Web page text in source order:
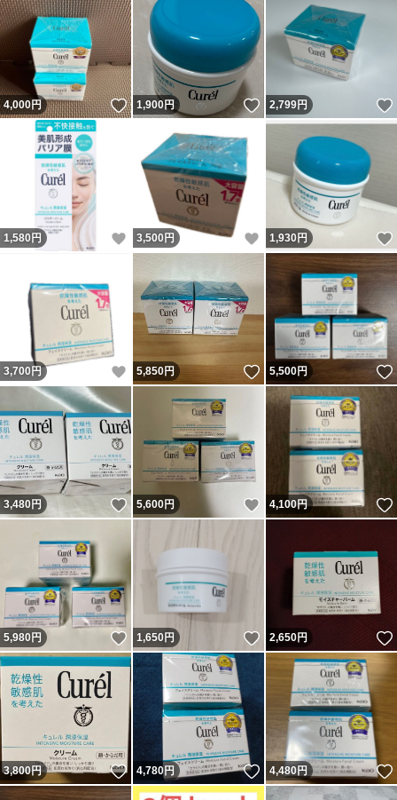
4,000円 いいね！
1,900円 いいね！
2,799円
1,580 円 いいね！
3,500 円 いいね！
1,930円
3,700 円 いいね！
5,850円 いいね！
5,500円
3,480円 いいね！
5,600円 いいね！
4,100円
5,980円 いいね！
1,650円 いいね！
2,650円
3,800円 いいね！
4,780円 いいね！
4,480円